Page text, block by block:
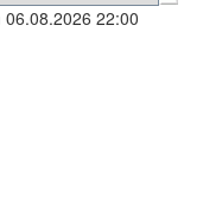
22:00